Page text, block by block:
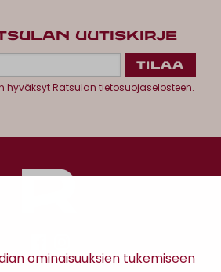
ominaisuuksien tukemiseen
UUTISKIRJE
hyväksytRatsulan tietosuojaselosteen.